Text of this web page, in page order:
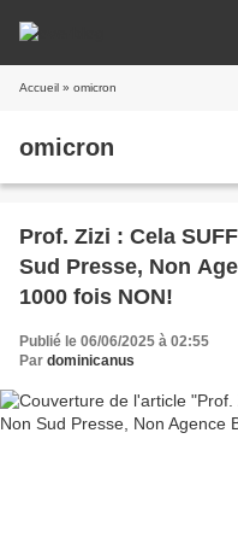
Accueil » omicron
omicron
Prof. Zizi : Cela
Sud Presse, Non
1000 fois NON!
Publié le 06/06/2025 à 02:55
Par dominicanus